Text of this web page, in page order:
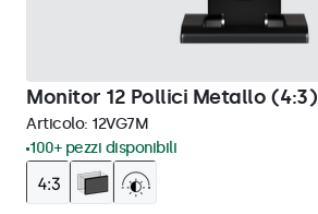
Monitor 12 Pollici Metallo (4:3)
Articolo: 12VG7M
100+ pezzi disponibili